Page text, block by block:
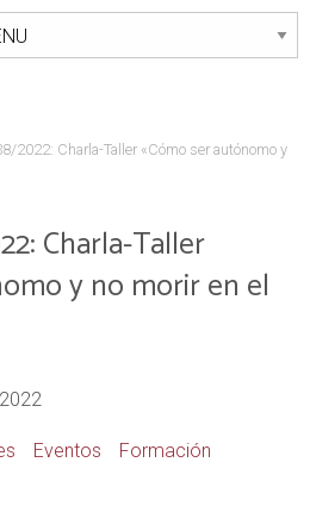
2022: Charla-Taller «Cómo ser autónomo y
Charla-Taller
y no morir en el
Eventos Formación